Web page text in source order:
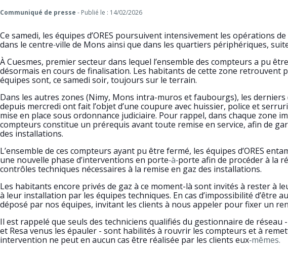
Communiqué de presse - Publié le : 14/02/2026
Ce samedi, les équipes d’ORES poursuivent intensivement les opérations
dans le centre‑ville de Mons ainsi que dans les quartiers périphériques,
À Cuesmes, premier secteur dans lequel l’ensemble des compteurs a pu
désormais en cours de finalisation. Les habitants de cette zone retrouvent
équipes sont, ce samedi soir, toujours sur le terrain.
Dans les autres zones (Nimy, Mons intra-muros et faubourgs), les
depuis mercredi ont fait l’objet d’une coupure avec huissier, police et
mise en place sous ordonnance judiciaire. Pour rappel, dans chaque zone
compteurs constitue un prérequis avant toute remise en service, afin de
des installations.
L’ensemble de ces compteurs ayant pu être fermé, les équipes d’ORES
une nouvelle phase d’interventions en porte‑à‑porte afin de procéder à la
contrôles techniques nécessaires à la remise en gaz des installations.
Les habitants encore privés de gaz à ce moment-là sont invités à rester à
à leur installation par les équipes techniques. En cas d’impossibilité d’être
déposé par nos équipes, invitant les clients à nous appeler pour fixer un
Il est rappelé que seuls des techniciens qualifiés du gestionnaire de réseau
et Resa venus les épauler - sont habilités à rouvrir les compteurs et à
intervention ne peut en aucun cas être réalisée par les clients eux‑mêmes.